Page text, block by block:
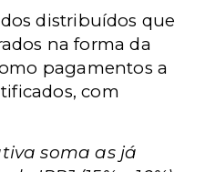
distribuídos que
na forma da
pagamentos a
com
soma as já